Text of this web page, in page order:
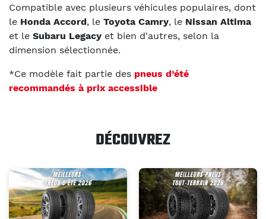
Compatible avec plusieurs véhicules populaires, dont
le Honda Accord, le Toyota Camry, le Nissan Altima
et le Subaru Legacy et bien d'autres, selon la
dimension sélectionnée.
*Ce modèle fait partie des pneus d’été
recommandés à prix accessible
DÉCOUVREZ